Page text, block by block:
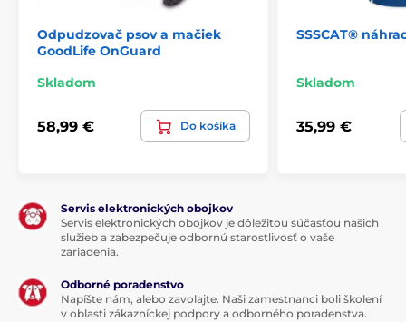
Odpudzovač psov a mačiek
GoodLife OnGuard
Skladom
58,99 € Do košíka
SSSCAT®
Skladom
35,99 €
Servis elektronických obojkov
Servis elektronických obojkov je dôležitou súčasťou našich
služieb a zabezpečuje odbornú starostlivosť o vaše
zariadenia.
Odborné poradenstvo
Napíšte nám, alebo zavolajte. Naši zamestnanci boli školení
v oblasti zákazníckej podpory a odborného poradenstva.